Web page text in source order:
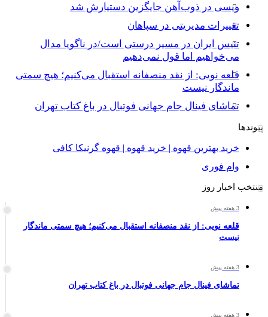
ویسی در ذوب‌آهن جایگزین دستیارش شد
تغییرات مدیریتی در سپاهان
تنیس ایران در مسیر درستی است/در ناگویا مدال
می‌خواهیم اما قول نمی‌دهیم
قلعه نویی: از نقد منصفانه استقبال می‌کنیم؛ هیچ سمتی
ماندگار نیست
تماشای فینال جام جهانی فوتبال در باغ کتاب تهران
پیوندها
خرید بهترین قهوه | خرید قهوه | قهوه گرنیکا کافی
وام فوری
منتخب اخبار روز
3 هفته پیش
قلعه نویی: از نقد منصفانه استقبال می‌کنیم؛ هیچ سمتی ماندگار
نیست
3 هفته پیش
تماشای فینال جام جهانی فوتبال در باغ کتاب تهران
3 هفته پیش